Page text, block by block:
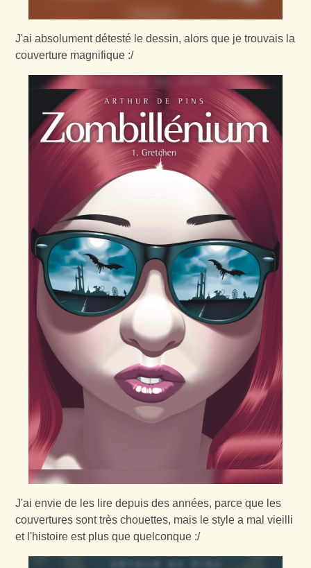
J'ai absolument détesté le dessin, alors que je trouvais la
couverture magnifique :/
J'ai envie de les lire depuis des années, parce que les
couvertures sont très chouettes, mais le style a mal vieilli
et l'histoire est plus que quelconque :/